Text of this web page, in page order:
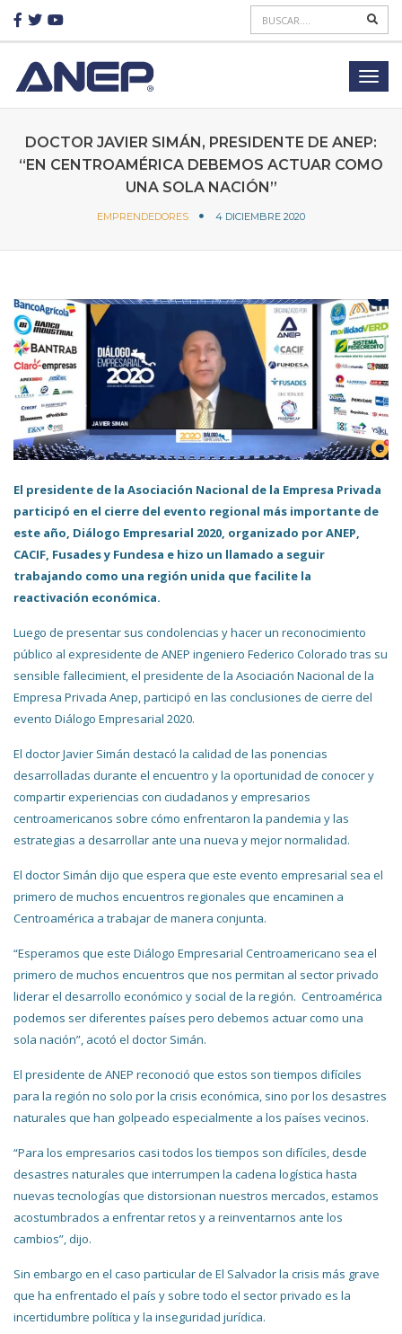
DOCTOR JAVIER SIMÁN, PRESIDENTE DE ANEP:
“EN CENTROAMÉRICA DEBEMOS ACTUAR COMO
UNA SOLA NACIÓN”
EMPRENDEDORES 4 DICIEMBRE 2020
El presidente de la Asociación Nacional de la Empresa Privada
participó en el cierre del evento regional más importante de
este año, Diálogo Empresarial 2020, organizado por ANEP,
CACIF, Fusades y Fundesa e hizo un llamado a seguir
trabajando como una región unida que facilite la
reactivación económica.
Luego de presentar sus condolencias y hacer un reconocimiento
público al expresidente de ANEP ingeniero Federico Colorado tras su
sensible fallecimient, el presidente de la Asociación Nacional de la
Empresa Privada Anep, participó en las conclusiones de cierre del
evento Diálogo Empresarial 2020.
El doctor Javier Simán destacó la calidad de las ponencias
desarrolladas durante el encuentro y la oportunidad de conocer y
compartir experiencias con ciudadanos y empresarios
centroamericanos sobre cómo enfrentaron la pandemia y las
estrategias a desarrollar ante una nueva y mejor normalidad.
El doctor Simán dijo que espera que este evento empresarial sea el
primero de muchos encuentros regionales que encaminen a
Centroamérica a trabajar de manera conjunta.
“Esperamos que este Diálogo Empresarial Centroamericano sea el
primero de muchos encuentros que nos permitan al sector privado
liderar el desarrollo económico y social de la región. Centroamérica
podemos ser diferentes países pero debemos actuar como una
sola nación”, acotó el doctor Simán.
El presidente de ANEP reconoció que estos son tiempos difíciles
para la región no solo por la crisis económica, sino por los desastres
naturales que han golpeado especialmente a los países vecinos.
“Para los empresarios casi todos los tiempos son difíciles, desde
desastres naturales que interrumpen la cadena logística hasta
nuevas tecnologías que distorsionan nuestros mercados, estamos
acostumbrados a enfrentar retos y a reinventarnos ante los
cambios”, dijo.
Sin embargo en el caso particular de El Salvador la crisis más grave
que ha enfrentado el país y sobre todo el sector privado es la
incertidumbre política y la inseguridad jurídica.